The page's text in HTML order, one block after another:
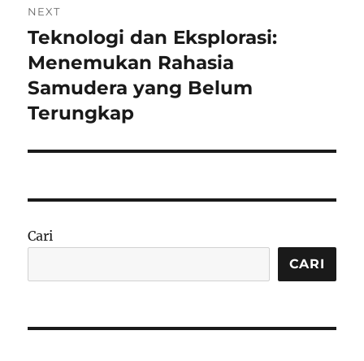
NEXT
Next
post:
Teknologi dan Eksplorasi:
Menemukan Rahasia
Samudera yang Belum
Terungkap
Cari
CARI